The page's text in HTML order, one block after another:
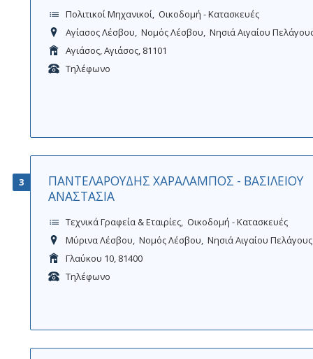
Πολιτικοί Μηχανικοί Οικοδομή - Κατασκευές
Αγίασος Λέσβου Νομός Λέσβου Νησιά Αιγαίου
Αγιάσος, Αγιάσος, 81101
Τηλέφωνο
3
ΠΑΝΤΕΛΑΡΟΥΔΗΣ ΧΑΡΑΛΑΜΠΟΣ - ΒΑΣΙΛΕΙΟΥ
ΑΝΑΣΤΑΣΙΑ
Τεχνικά Γραφεία & Εταιρίες Οικοδομή - Κατασκευές
Μύρινα Λέσβου Νομός Λέσβου Νησιά Αιγαίου Πελάγους
Γλαύκου 10, 81400
Τηλέφωνο